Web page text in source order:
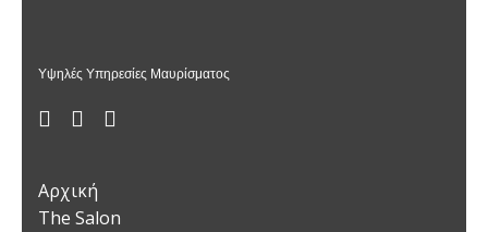
Υψηλές Υπηρεσίες Μαυρίσματος
Αρχική
The Salon